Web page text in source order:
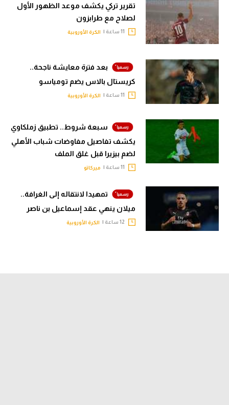
تقرير تركي يكشف موعد الظهور الأول
لصلاح مع طرابزون
الكرة الأوروبية
بعد فترة معايشة ناجحة..
كريستال بالاس يضم تومياسو
الكرة الأوروبية
سبعة شروط.. تطبيق زملكاوي
يكشف تفاصيل مفاوضات شباب الأهلي
لضم بيزيرا قبل غلق الملف
ميركاتو
تمهيدا لانتقاله إلى الغرافة..
ميلان ينهي عقد إسماعيل بن ناصر
الكرة الأوروبية